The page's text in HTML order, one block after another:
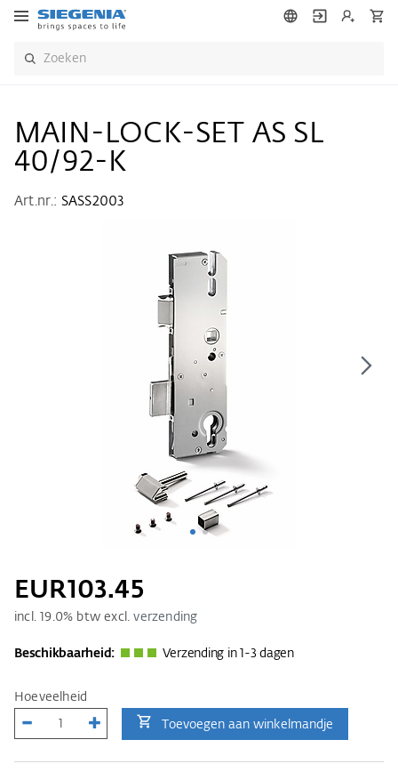
MAIN-LOCK-SET AS SL
40/92-K
Art.nr.: SASS2003
EUR103.45
incl. 19.0% btw excl.verzending
Beschikbaarheid: Verzending in 1-3 dagen
Hoeveelheid
Toevoegen aan winkelmandje